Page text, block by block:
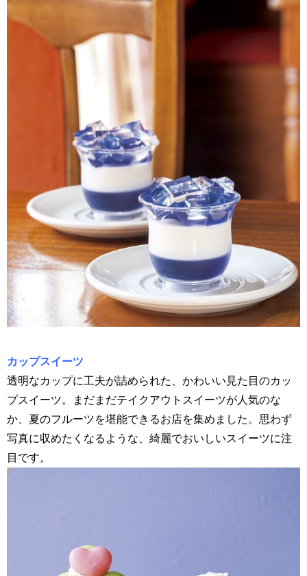
カップスイーツ
透明なカップに工夫が詰められた、かわいい見た目のカッ
プスイーツ。まだまだテイクアウトスイーツが人気のな
か、夏のフルーツを堪能できるお店を集めました。思わず
写真に収めたくなるような、綺麗でおいしいスイーツに注
目です。